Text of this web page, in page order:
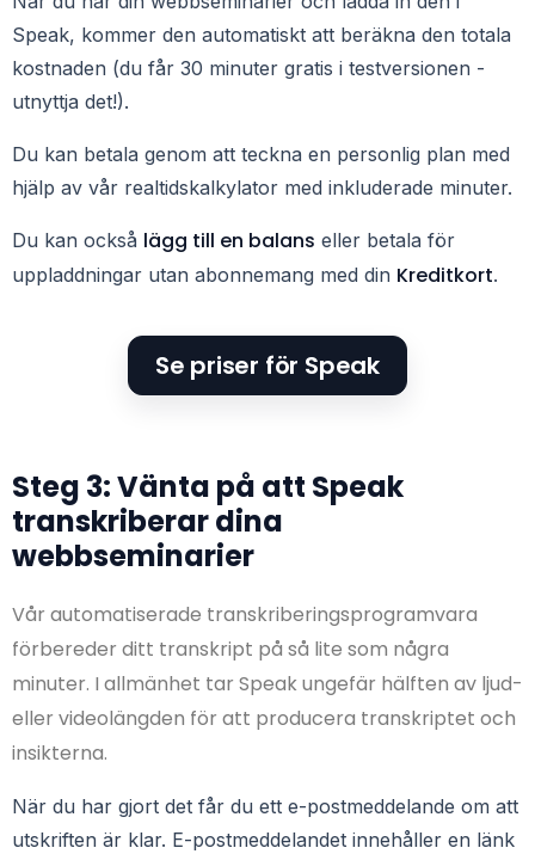
Speak, kommer den automatiskt att beräkna den totala
kostnaden (du får 30 minuter gratis i testversionen -
utnyttja det!).
Du kan betala genom att teckna en personlig plan med
hjälp av vår realtidskalkylator med inkluderade minuter.
Du kan också lägg till en balans eller betala för
uppladdningar utan abonnemang med din Kreditkort.
Se priser för Speak
Steg 3: Vänta på att Speak
transkriberar dina
webbseminarier
Vår automatiserade transkriberingsprogramvara
förbereder ditt transkript på så lite som några
minuter. I allmänhet tar Speak ungefär hälften av ljud-
eller videolängden för att producera transkriptet och
insikterna.
När du har gjort det får du ett e-postmeddelande om att
utskriften är klar. E-postmeddelandet innehåller en länk